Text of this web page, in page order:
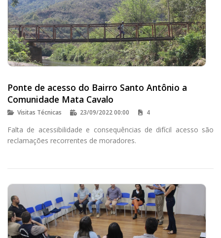
Ponte de acesso do Bairro Santo Antônio a
Comunidade Mata Cavalo
Visitas Técnicas 23/09/2022 00:00 4
Falta de acessibilidade e consequências de difícil acesso são
reclamações recorrentes de moradores.